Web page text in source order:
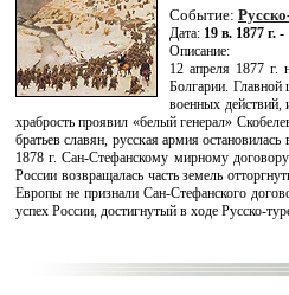
Событие:
Дата: 19 в. 1877 г. -
Описание:
12 апреля 1877 г.
Болгарии. Главной
военных
храбрость проявил «белый генерал»
братьев славян, русская армия
1878 г. Сан-Стефанскому мирному
России возвращалась часть земель
Европы не признали Сан-Стефанского
успех России, достигнутый в ходе Русско-